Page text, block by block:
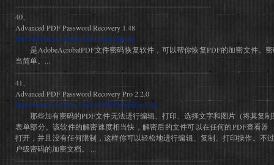
--------------------------------------------------------------------------------
40、
Advanced PDF Password Recovery 1.48
http://download.elcomsoft.com/apdfpr.zip
是AdobeAcrobatPDF文件密码恢复软件，可以帮你恢复PDF的加密文件。
当简单。...
--------------------------------------------------------------------------------
41、
Advanced PDF Password Recovery Pro 2.2.0
http://www.elcomsoft.com/APDFPR/apdfprp.zip
那些加有密码的PDF文件无法进行编辑、打印、选择文字和图片（将其复制
表单部分。该软件的解密速度相当快，解密后的文件可以在任何的PDF查看器
打开，并且没有任何限制，这样你可以轻松地进行编辑、复制、打印操作。不
户级密码的加密文档。 ...
--------------------------------------------------------------------------------